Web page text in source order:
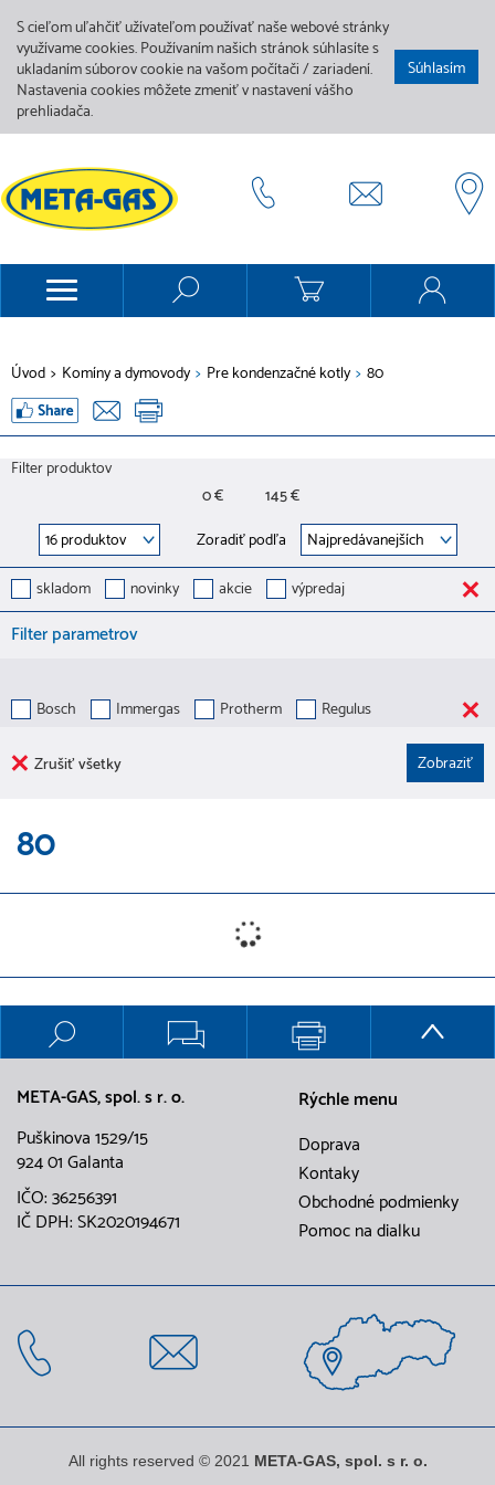
S cieľom uľahčiť užívateľom používať naše webové stránky
využívame cookies. Používaním našich stránok súhlasíte s
ukladaním súborov cookie na vašom počítači / zariadení.
Nastavenia cookies môžete zmeniť v nastavení vášho
prehliadača.
Súhlasím
Úvod > Komíny a dymovody > Pre kondenzačné kotly > 80
Filter produktov
0 €
145 €
Zoradiť podľa
skladom
novinky akcie výpredaj
Filter parametrov
Bosch Immergas Protherm Regulus
Zrušiť všetky
80
META-GAS, spol. s r. o.
Puškinova 1529/15
924 01 Galanta
IČO: 36256391
IČ DPH: SK2020194671
Rýchle menu
Doprava
Kontaky
Obchodné podmienky
Pomoc na dialku
All rights reserved © 2021 META-GAS, spol. s r. o.